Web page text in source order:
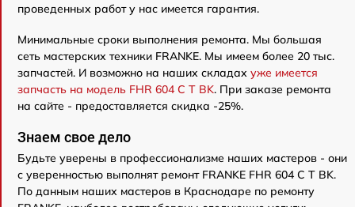
проведенных работ у нас имеется гарантия.
Минимальные сроки выполнения ремонта. Мы большая
сеть мастерских техники FRANKE. Мы имеем более 20 тыс.
запчастей. И возможно на наших складах уже имеется
запчасть на модель FHR 604 C T BK. При заказе ремонта
на сайте - предоставляется скидка -25%.
Знаем свое дело
Будьте уверены в профессионализме наших мастеров - они
с уверенностью выполнят ремонт FRANKE FHR 604 C T BK.
По данным наших мастеров в Краснодаре по ремонту